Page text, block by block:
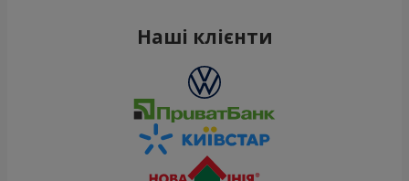
Наші клієнти